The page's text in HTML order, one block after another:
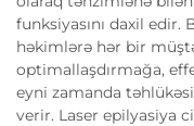
funksiyasını daxil
həkimlərə hər bir
optimallaşdırmağa,
eyni zamanda
verir. Laser epilyasiya